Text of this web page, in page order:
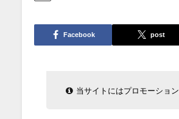
Facebook post
当サイトにはプロモーション